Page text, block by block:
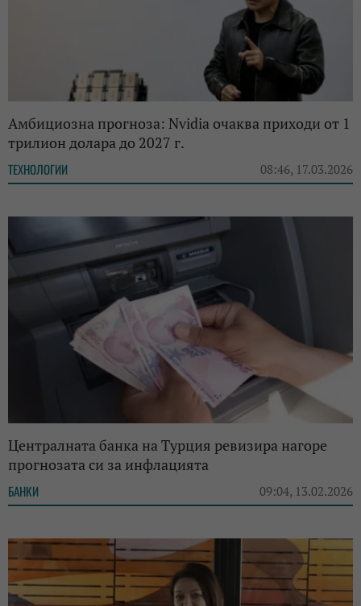
Амбициозна прогноза: Nvidia очаква приходи от 1
трилион долара до 2027 г.
ТЕХНОЛОГИИ 08:46, 17.03.2026
Централната банка на Турция ревизира нагоре
прогнозата си за инфлацията
БАНКИ 09:04, 13.02.2026